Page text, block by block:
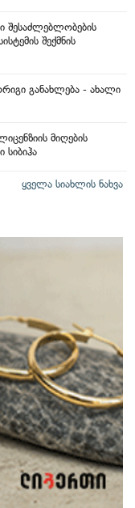
შესაძლებლობების
შექმნის
განახლება - ახალი
მიღების
სიბიჰა
ყველა სიახლის ნახვა